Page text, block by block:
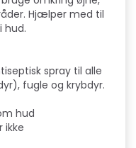
Hjælper med til
hud.
spray til alle
fugle og krybdyr.
hud
ikke